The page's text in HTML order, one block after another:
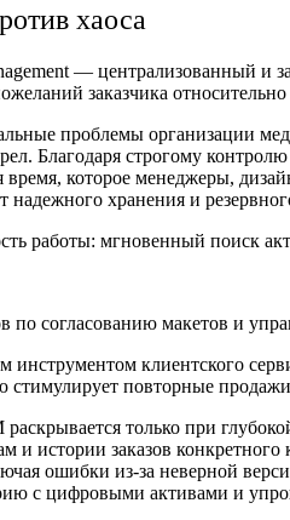
хаоса
— централизованный и
заказчика
проблемы организации
Благодаря строгому
время, которое менеджеры,
надежного хранения и
работы: мгновенный поиск
по согласованию макетов и
клиентского
повторные
только при
и истории заказов
ошибки из-за неверной
с цифровыми активами и